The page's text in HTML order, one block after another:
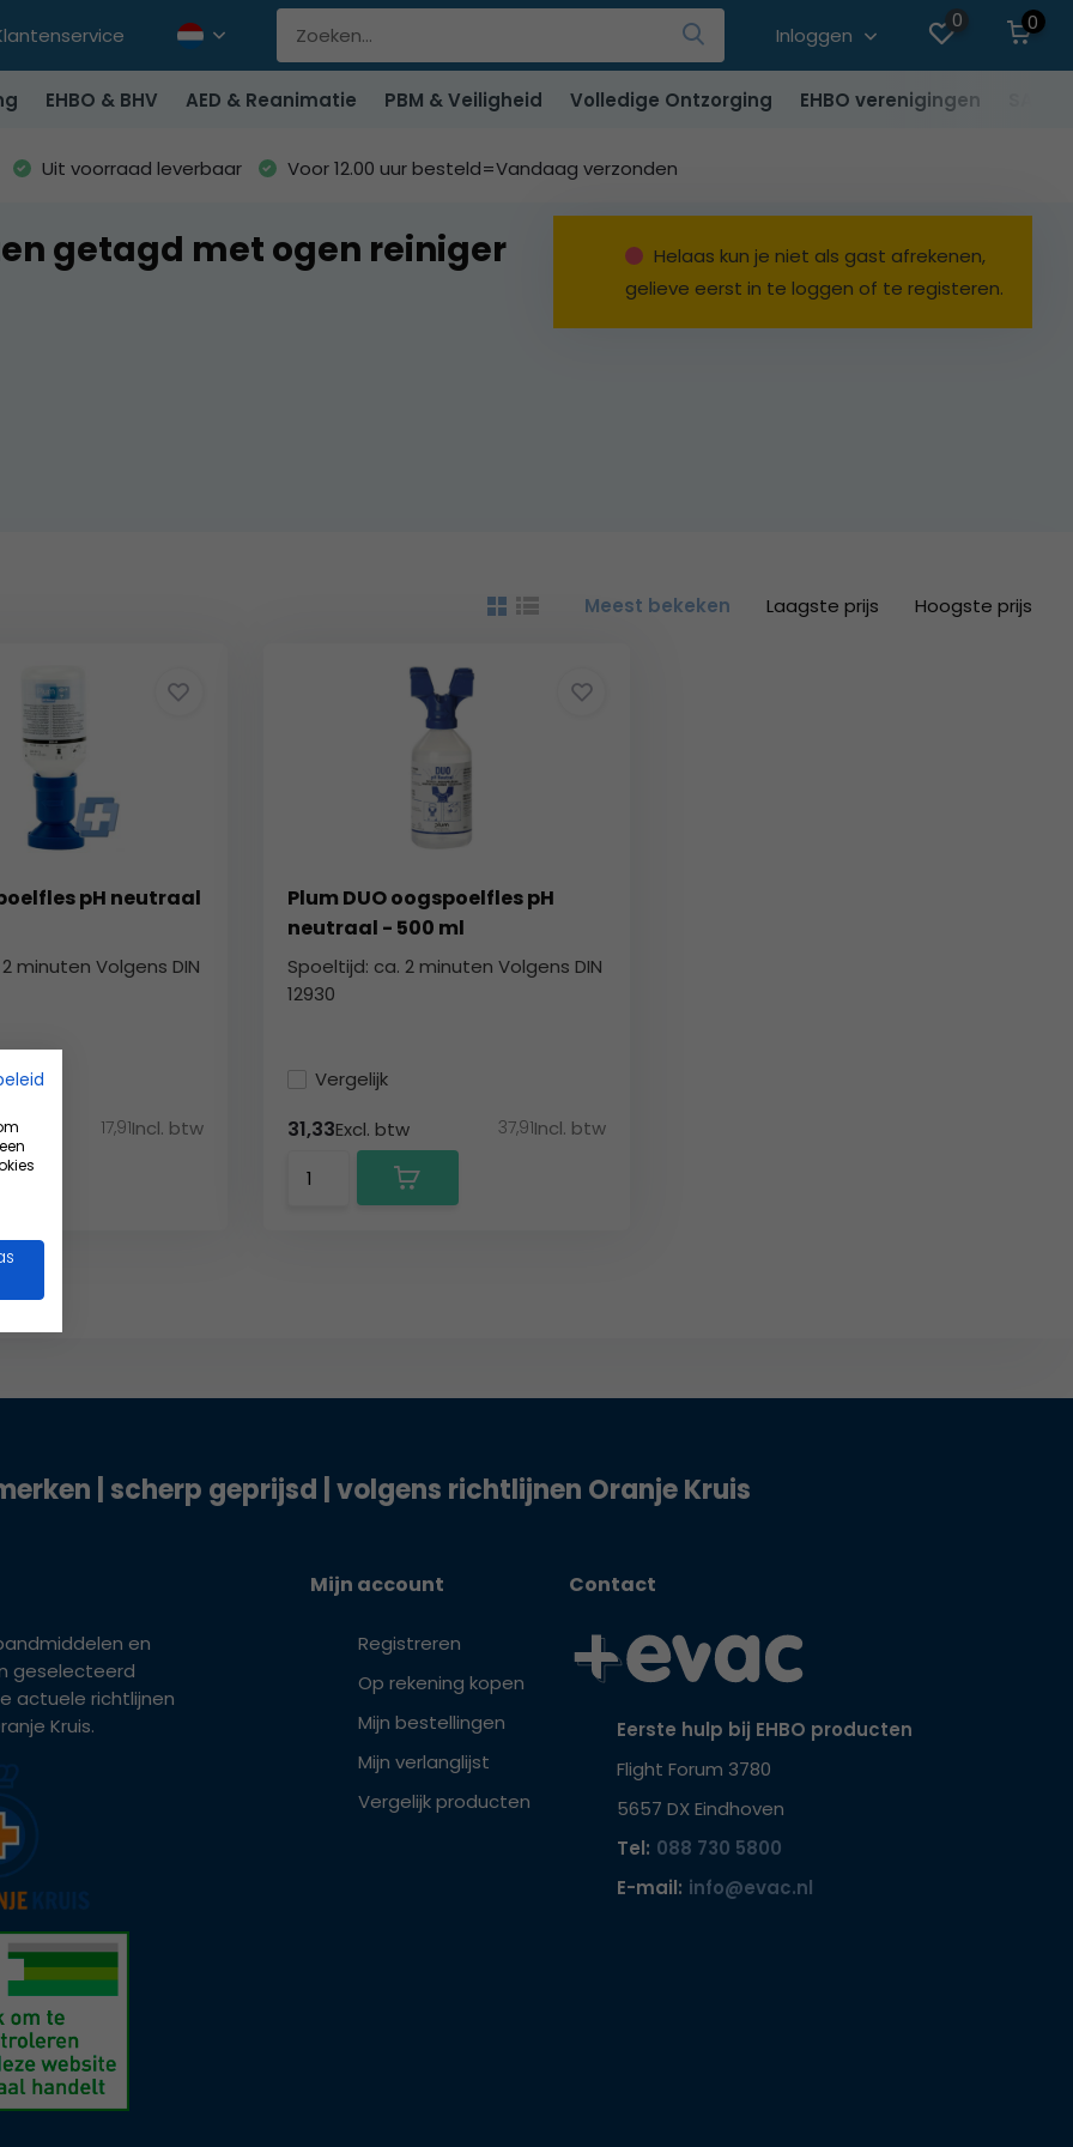
Inloggen
0
0
EHBO & BHV AED & Reanimatie PBM & Veiligheid Volledige Ontzorging EHBO verenigingen
Uit voorraad leverbaar Voor 12.00 uur besteld=Vandaag verzonden
Helaas kun je niet als gast afrekenen,
gelieve eerst in te loggen of te registeren.
getagd met ogen reiniger
Meest bekeken Laagste prijs Hoogste prijs
pH neutraal
minuten Volgens DIN
17,91Incl. btw
Plum DUO oogspoelfles pH
neutraal - 500 ml
Spoeltijd: ca. 2 minuten Volgens DIN
12930
Vergelijk
31,33Excl. btw 37,91Incl. btw
| scherp geprijsd | volgens richtlijnen Oranje Kruis
en
geselecteerd
actuele richtlijnen
Kruis.
Mijn account
Registreren
Op rekening kopen
Mijn bestellingen
Mijn verlanglijst
Vergelijk producten
Contact
Eerste hulp bij EHBO producten
Flight Forum 3780
5657 DX Eindhoven
Tel: 088 730 5800
E-mail: info@evac.nl